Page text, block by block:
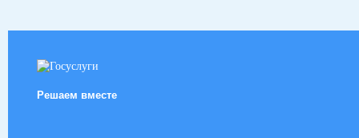
Решаем вместе